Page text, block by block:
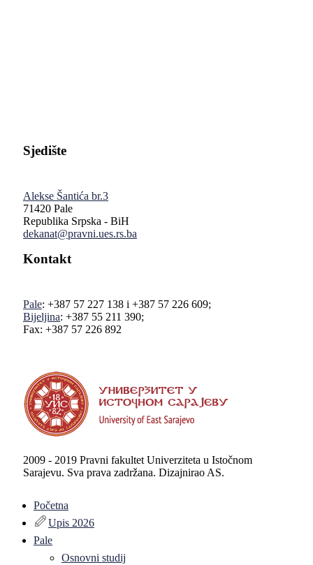
Sjedište
Alekse Šantića br.3
71420 Pale
Republika Srpska - BiH
dekanat@pravni.ues.rs.ba
Kontakt
Pale: +387 57 227 138 i +387 57 226 609;
Bijeljina: +387 55 211 390;
Fax: +387 57 226 892
2009 - 2019 Pravni fakultet Univerziteta u Istočnom
Sarajevu. Sva prava zadržana. Dizajnirao AS.
Početna
Upis 2026
Pale
Osnovni studij